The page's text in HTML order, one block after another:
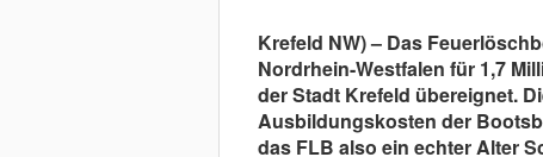
Krefeld NW) – Das
Nordrhein-Westfalen für 1,7
der Stadt Krefeld übereignet.
Ausbildungskosten der
das FLB also ein echter Alter